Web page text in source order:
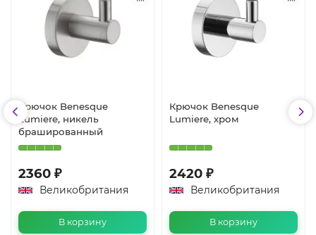
Крючок Benesque
Lumiere, никель
брашированный
2360 ₽
Великобритания
В корзину
Крючок Benesque
Lumiere, хром
2420 ₽
Великобритания
В корзину